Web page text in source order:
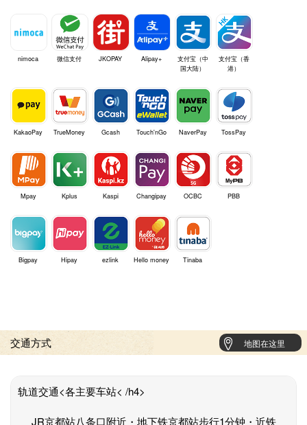
nimoca 微信支付 JKOPAY Alipay+
支付宝（中
国大陆）
支付宝（香
港）
KakaoPay TrueMoney Gcash Touch'nGo NaverPay TossPay
Mpay Kplus Kaspi Changipay OCBC PBB
Bigpay Hipay ezlink Hello money Tinaba
交通方式 地图在这里
轨道交通<各主要车站< /h4>
JR京都站八条口附近・地下铁京都站步行1分钟・近铁